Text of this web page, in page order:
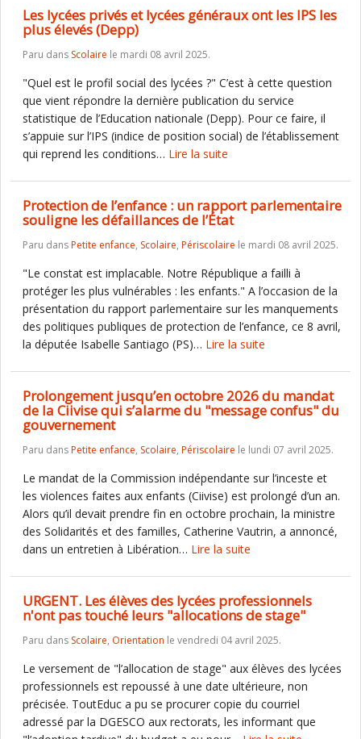
Les lycées privés et lycées généraux ont les IPS les
plus élevés (Depp)
Paru dans Scolaire le mardi 08 avril 2025.
"Quel est le profil social des lycées ?" C’est à cette question
que vient répondre la dernière publication du service
statistique de l’Education nationale (Depp). Pour ce faire, il
s’appuie sur l’IPS (indice de position social) de l’établissement
qui reprend les conditions… Lire la suite
Protection de l’enfance : un rapport parlementaire
souligne les défaillances de l’État
Paru dansPetite enfance, Scolaire, Périscolaire le mardi 08 avril 2025.
"Le constat est implacable. Notre République a failli à
protéger les plus vulnérables : les enfants." A l’occasion de la
présentation du rapport parlementaire sur les manquements
des politiques publiques de protection de l’enfance, ce 8 avril,
la députée Isabelle Santiago (PS)… Lire la suite
Prolongement jusqu’en octobre 2026 du mandat
de la Ciivise qui s’alarme du "message confus" du
gouvernement
Paru dansPetite enfance, Scolaire, Périscolaire le lundi 07 avril 2025.
Le mandat de la Commission indépendante sur l’inceste et
les violences faites aux enfants (Ciivise) est prolongé d’un an.
Alors qu’il devait prendre fin en octobre prochain, la ministre
des Solidarités et des familles, Catherine Vautrin, a annoncé,
dans un entretien à Libération… Lire la suite
URGENT. Les élèves des lycées professionnels
n'ont pas touché leurs "allocations de stage"
Paru dans Scolaire, Orientation le vendredi 04 avril 2025.
Le versement de "l’allocation de stage" aux élèves des lycées
professionnels est repoussé à une date ultérieure, non
précisée. ToutEduc a pu se procurer copie du courriel
adressé par la DGESCO aux rectorats, les informant que